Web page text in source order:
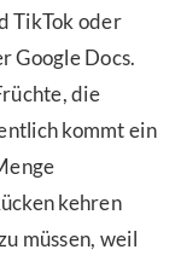
TikTok oder
Google Docs.
die
kommt ein
kehren
müssen, weil